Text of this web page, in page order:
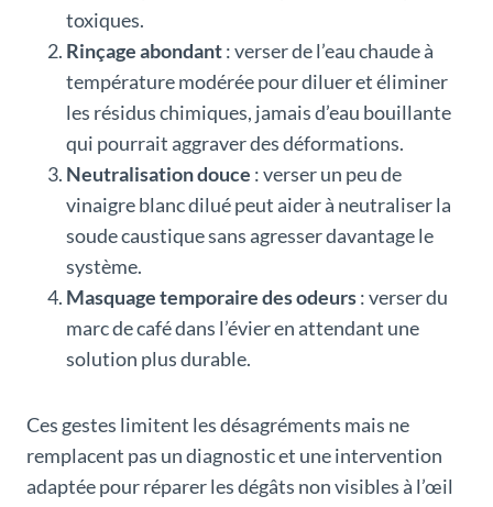
toxiques.
Rinçage abondant: verser de l’eau chaude à
température modérée pour diluer et éliminer
les résidus chimiques, jamais d’eau bouillante
qui pourrait aggraver des déformations.
Neutralisation douce : verser un peu de
vinaigre blanc dilué peut aider à neutraliser la
soude caustique sans agresser davantage le
système.
Masquage temporaire des odeurs: verser du
marc de café dans l’évier en attendant une
solution plus durable.
Ces gestes limitent les désagréments mais ne
remplacent pas un diagnostic et une intervention
adaptée pour réparer les dégâts non visibles à l’œil